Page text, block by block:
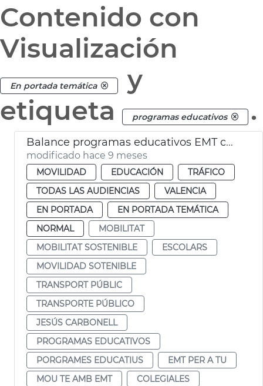
Contenido con
Visualización
En portada temática
y
etiqueta
programas educativos .
Balance programas educativos EMT curso 2024-25
modificado hace 9 meses
MOVILIDAD EDUCACIÓN
TRÁFICO
TODAS LAS AUDIENCIAS
VALENCIA
EN PORTADA
EN PORTADA TEMÁTICA
NORMAL
MOBILITAT
MOBILITAT SOSTENIBLE
ESCOLARS
MOVILIDAD SOTENIBLE
TRANSPORT PÚBLIC
TRANSPORTE PÚBLICO
JESÚS CARBONELL
PROGRAMAS EDUCATIVOS
PORGRAMES EDUCATIUS
EMT PER A TU
MOU TE AMB EMT
COLEGIALES